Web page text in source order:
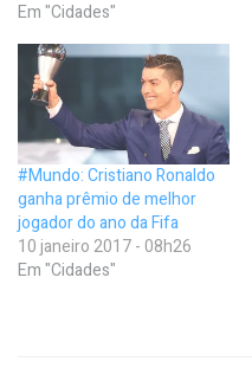
Em "Cidades"
#Mundo: Cristiano Ronaldo
ganha prêmio de melhor
jogador do ano da Fifa
10 janeiro 2017 - 08h26
Em "Cidades"